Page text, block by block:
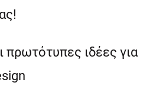
πρωτότυπες ιδέες για